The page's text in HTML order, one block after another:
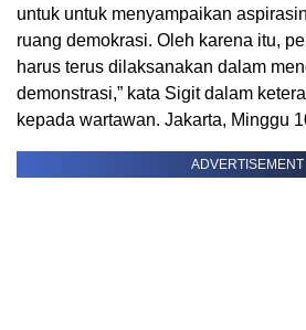
untuk untuk menyampaikan
ruang demokrasi. Oleh karena itu,
harus terus dilaksanakan dalam
demonstrasi,” kata Sigit dalam
kepada wartawan. Jakarta, Minggu
ADVERTISEMENT